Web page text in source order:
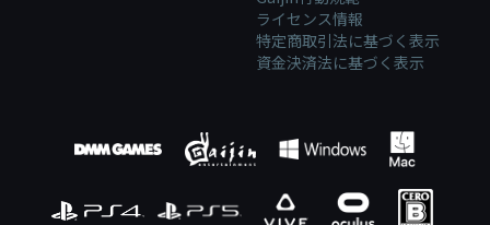
ライセンス情報
特定商取引法に基づく表示
資金決済法に基づく表示